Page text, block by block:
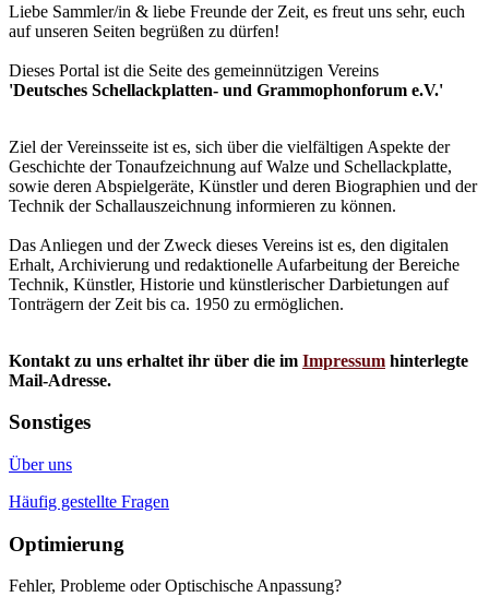
Liebe Sammler/in & liebe Freunde der Zeit, es freut uns sehr, euch
auf unseren Seiten begrüßen zu dürfen!
Dieses Portal ist die Seite des gemeinnützigen Vereins
'Deutsches Schellackplatten- und Grammophonforum e.V.'
Ziel der Vereinsseite ist es, sich über die vielfältigen Aspekte der
Geschichte der Tonaufzeichnung auf Walze und Schellackplatte,
sowie deren Abspielgeräte, Künstler und deren Biographien und der
Technik der Schallauszeichnung informieren zu können.
Das Anliegen und der Zweck dieses Vereins ist es, den digitalen
Erhalt, Archivierung und redaktionelle Aufarbeitung der Bereiche
Technik, Künstler, Historie und künstlerischer Darbietungen auf
Tonträgern der Zeit bis ca. 1950 zu ermöglichen.
Kontakt zu uns erhaltet ihr über die im Impressum hinterlegte
Mail-Adresse.
Sonstiges
Über uns
Häufig gestellte Fragen
Optimierung
Fehler, Probleme oder Optischische Anpassung?